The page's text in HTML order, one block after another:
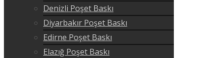
Denizli Poşet Baskı
Diyarbakır Poşet Baskı
Edirne Poşet Baskı
Elazığ Poşet Baskı